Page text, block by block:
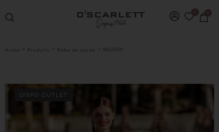
Home > Produits > Robe de soirée > MG3320
DISPO OUTLET